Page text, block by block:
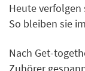
Heute verfolgen
So bleiben sie
Nach Get-
Zuhörer